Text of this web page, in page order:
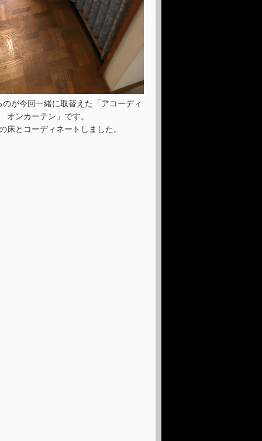
が今回一緒に取替えた「アコーディ
オンカーテン」です。
床とコーディネートしました。